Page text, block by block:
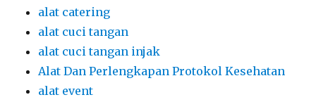
alat catering
alat cuci tangan
alat cuci tangan injak
Alat Dan Perlengkapan Protokol Kesehatan
alat event